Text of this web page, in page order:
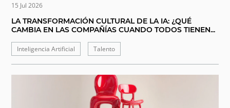
15 Jul 2026
LA TRANSFORMACIÓN CULTURAL DE LA IA: ¿QUÉ
CAMBIA EN LAS COMPAÑÍAS CUANDO TODOS TIENEN...
Inteligencia Artificial Talento